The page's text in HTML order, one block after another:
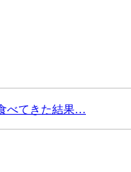
べてきた結果…